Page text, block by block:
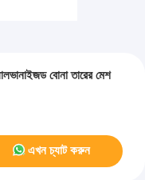
বোনা তারের মেশ
এখন চ্যাট করুন